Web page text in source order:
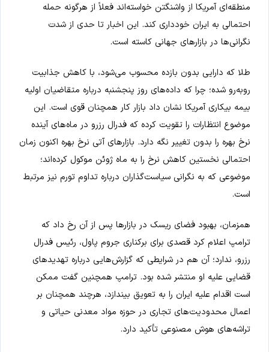
منطقه‌ای آمریکا از واشنگتن خواسته‌اند فعلاً از هرگونه حمله
احتمالی به ایران خودداری کند. این اخبار تا حدی از شدت
نگرانی‌ها در بازارهای جهانی کاسته است.
طلا که دارایی بدون بازده محسوب می‌شود، با کاهش جذابیت
روبه‌رو شده؛ چرا که داده‌های روز پنجشنبه درباره متقاضیان اولیه
بیمه بیکاری آمریکا نشان داد بازار کار همچنان قوی است. این
موضوع انتظارات را تقویت کرده که فدرال رزرو در ماه‌های آینده
نرخ بهره را بدون تغییر نگه دارد. بازارهای آتی نرخ بهره اکنون زمان
احتمالی نخستین کاهش نرخ را به ماه ژوئن موکول کرده‌اند؛
موضوعی که به نگرانی سیاست‌گذاران درباره تداوم تورم نیز مرتبط
است.
همزمان، بهبود فضای ریسک در بازارها پس از آن رخ داد که
ترامپ اعلام کرد قصدی برای برکناری جروم پاول، رئیس فدرال
رزرو، ندارد؛ آن هم در شرایطی که گزارش‌هایی درباره تهدیدهای
قضایی علیه او منتشر شده بود. ترامپ همچنین گفت ممکن
است اقدام علیه ایران را به تعویق بیندازد، هرچند همچنان بر
اعمال محدودیت‌های تجاری در حوزه مواد معدنی حیاتی و
تراشه‌های هوش مصنوعی تأکید دارد.